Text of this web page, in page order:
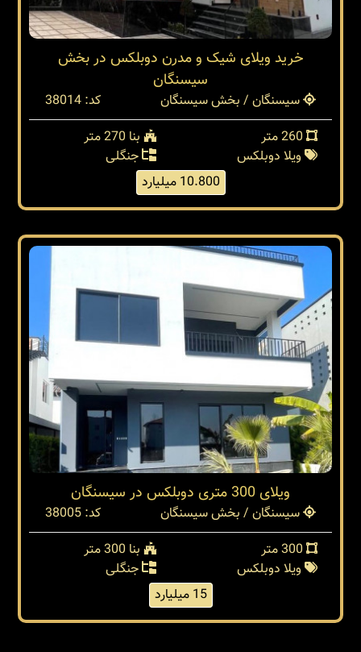
خرید ویلای شیک و مدرن دوبلکس در بخش
سیسنگان
سیسنگان / بخش سیسنگان
کد: 38014
بنا 270 متر
ویلا دوبلکس
جنگلی
10.800 میلیارد
ویلای 300 متری دوبلکس در سیسنگان
سیسنگان / بخش سیسنگان
کد: 38005
بنا 300 متر
ویلا دوبلکس
جنگلی
15 میلیارد